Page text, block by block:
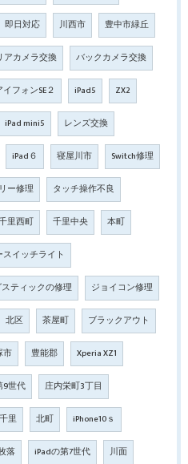
即日対応 川西市 豊中市緑丘
アカメラ交換 バックカメラ交換
イフォンSE２ iPad5 ZX2
iPad mini5 レンズ交換
iPad６ 寝屋川市 Switch修理
ー修理 タッチ操作不良
里西町 千里中央 本町
イッチライト
ティックの修理 ジョイコン修理
北区 茶屋町 ブラックアウト
市 豊能郡 Xperia XZ1
9世代 庄内栄町3丁目
里 北町 iPhone10ｓ
落 iPadの第7世代 川面